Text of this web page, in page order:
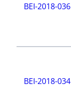
BEI-2018-036
BEI-2018-034